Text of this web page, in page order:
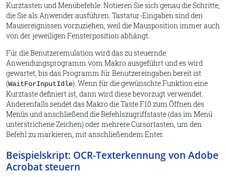
Kurztasten und Menübefehle. Notieren Sie sich genau die Schritte,
die Sie als Anwender ausführen. Tastatur-Eingaben sind den
Mausereignissen vorzuziehen, weil die Mausposition immer auch
von der jeweiligen Fensterposition abhängt.
Für die Benutzeremulation wird das zu steuernde
Anwendungsprogramm vom Makro ausgeführt und es wird
gewartet, bis das Programm für Benutzereingaben bereit ist
(WaitForInputIdle). Wenn für die gewünschte Funktion eine
Kurztaste definiert ist, dann wird diese bevorzugt verwendet.
Anderenfalls sendet das Makro die Taste F10 zum Öffnen des
Menüs und anschließend die Befehlszugriffstaste (das im Menü
unterstrichene Zeichen) oder mehrere Cursortasten, um den
Befehl zu markieren, mit anschließendem Enter.
Beispielskript: OCR-Texterkennung von Adobe
Acrobat steuern